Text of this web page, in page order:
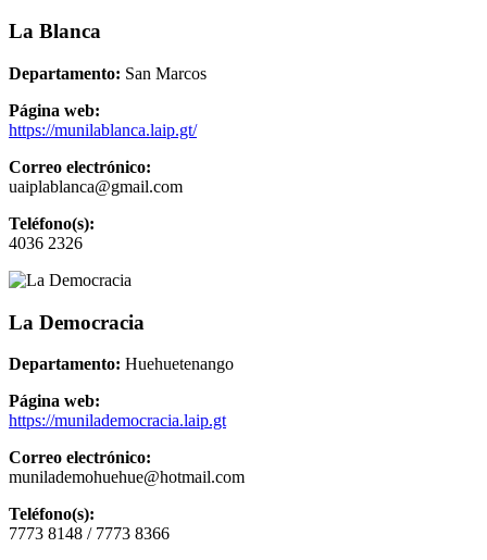
La Blanca
Departamento: San Marcos
Página web:
https://munilablanca.laip.gt/
Correo electrónico:
uaiplablanca@gmail.com
Teléfono(s):
4036 2326
La Democracia
Departamento: Huehuetenango
Página web:
https://munilademocracia.laip.gt
Correo electrónico:
munilademohuehue@hotmail.com
Teléfono(s):
7773 8148 / 7773 8366